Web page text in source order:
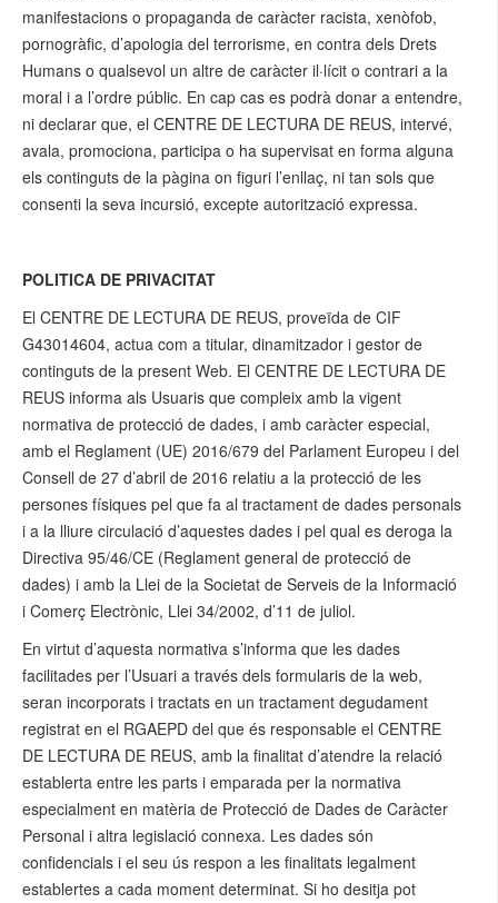
manifestacions o propaganda de caràcter racista, xenòfob,
pornogràfic, d’apologia del terrorisme, en contra dels Drets
Humans o qualsevol un altre de caràcter il·lícit o contrari a la
moral i a l’ordre públic. En cap cas es podrà donar a entendre,
ni declarar que, el CENTRE DE LECTURA DE REUS, intervé,
avala, promociona, participa o ha supervisat en forma alguna
els continguts de la pàgina on figuri l’enllaç, ni tan sols que
consenti la seva incursió, excepte autorització expressa.
POLITICA DE PRIVACITAT
El CENTRE DE LECTURA DE REUS, proveïda de CIF
G43014604, actua com a titular, dinamitzador i gestor de
continguts de la present Web. El CENTRE DE LECTURA DE
REUS informa als Usuaris que compleix amb la vigent
normativa de protecció de dades, i amb caràcter especial,
amb el Reglament (UE) 2016/679 del Parlament Europeu i del
Consell de 27 d’abril de 2016 relatiu a la protecció de les
persones físiques pel que fa al tractament de dades personals
i a la lliure circulació d’aquestes dades i pel qual es deroga la
Directiva 95/46/CE (Reglament general de protecció de
dades) i amb la Llei de la Societat de Serveis de la Informació
i Comerç Electrònic, Llei 34/2002, d’11 de juliol.
En virtut d’aquesta normativa s’informa que les dades
facilitades per l’Usuari a través dels formularis de la web,
seran incorporats i tractats en un tractament degudament
registrat en el RGAEPD del que és responsable el CENTRE
DE LECTURA DE REUS, amb la finalitat d’atendre la relació
establerta entre les parts i emparada per la normativa
especialment en matèria de Protecció de Dades de Caràcter
Personal i altra legislació connexa. Les dades són
confidencials i el seu ús respon a les finalitats legalment
establertes a cada moment determinat. Si ho desitja pot